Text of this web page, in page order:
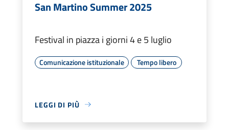
San Martino Summer 2025
Festival in piazza i giorni 4 e 5 luglio
Comunicazione istituzionale Tempo libero
LEGGI DI PIÙ